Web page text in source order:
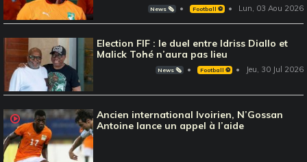
News 🗞️ Football ⚽️ Lun, 03 Aou 2026
Election FIF : le duel entre Idriss Diallo et
Malick Tohé n’aura pas lieu
News 🗞️ Football ⚽️ Jeu, 30 Jul 2026
Ancien international Ivoirien, N’Gossan
Antoine lance un appel à l’aide